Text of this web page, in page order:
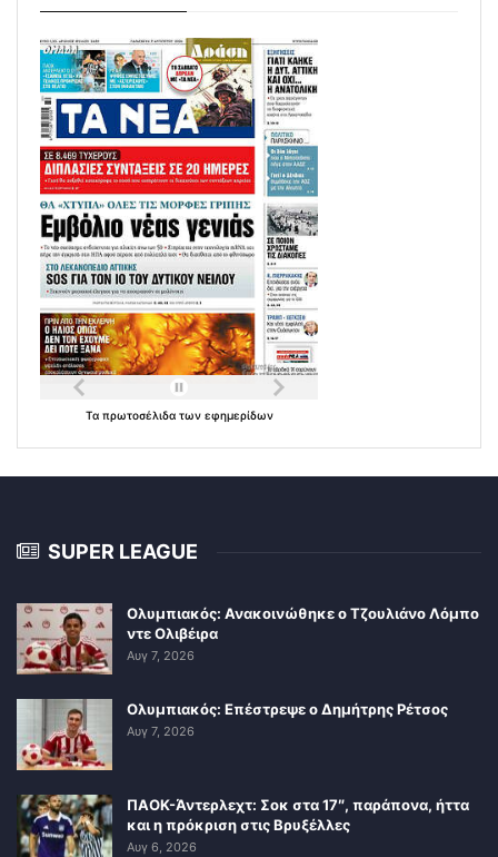
Τα πρωτοσέλιδα των εφημερίδων
SUPER LEAGUE
Ολυμπιακός: Ανακοινώθηκε ο Τζουλιάνο Λόμπο
ντε Ολιβέιρα
Αυγ 7, 2026
Ολυμπιακός: Επέστρεψε ο Δημήτρης Ρέτσος
Αυγ 7, 2026
ΠΑΟΚ-Άντερλεχτ: Σοκ στα 17″, παράπονα, ήττα
και η πρόκριση στις Βρυξέλλες
Αυγ 6, 2026